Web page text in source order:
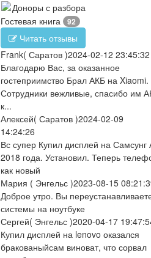
Доноры с разбора
Гостевая книга
92
Читать отзывы
Frank( Саратов )2024-02-12 23:45:32
Благодарю Вас, за оказанное
гостеприимство Брал АКБ на Xiaomi.
Сотрудники вежливые, спасибо им
к...
Алексей( Саратов )2024-02-09
14:24:26
Вс супер Купил дисплей на Самсунг
2018 года. Установил. Теперь
как новый
Мария ( Энгельс )2023-08-15
Доброе утро. Вы
системы на ноутбуке
Сергей( Энгельс )2020-04-17
Купил дисплей на lenovo оказался
бракованыйсам виноват, что сорвал